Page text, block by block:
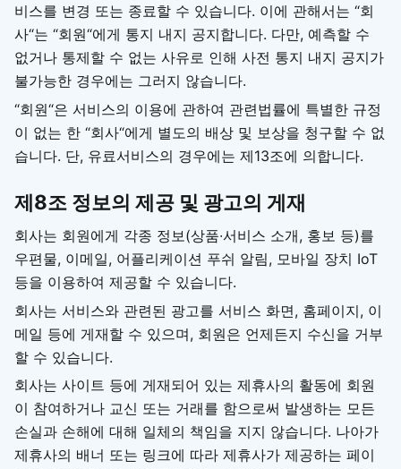
비스를 변경 또는 종료할 수 있습니다. 이에 관해서는 “회
사“는 “회원“에게 통지 내지 공지합니다. 다만, 예측할 수
없거나 통제할 수 없는 사유로 인해 사전 통지 내지 공지가
불가능한 경우에는 그러지 않습니다.
“회원“은 서비스의 이용에 관하여 관련법률에 특별한 규정
이 없는 한 “회사“에게 별도의 배상 및 보상을 청구할 수 없
습니다. 단, 유료서비스의 경우에는 제13조에 의합니다.
제8조 정보의 제공 및 광고의 게재
회사는 회원에게 각종 정보(상품∙서비스 소개, 홍보 등)를
우편물, 이메일, 어플리케이션 푸쉬 알림, 모바일 장치 IoT
등을 이용하여 제공할 수 있습니다.
회사는 서비스와 관련된 광고를 서비스 화면, 홈페이지, 이
메일 등에 게재할 수 있으며, 회원은 언제든지 수신을 거부
할 수 있습니다.
회사는 사이트 등에 게재되어 있는 제휴사의 활동에 회원
이 참여하거나 교신 또는 거래를 함으로써 발생하는 모든
손실과 손해에 대해 일체의 책임을 지지 않습니다. 나아가
제휴사의 배너 또는 링크에 따라 제휴사가 제공하는 페이